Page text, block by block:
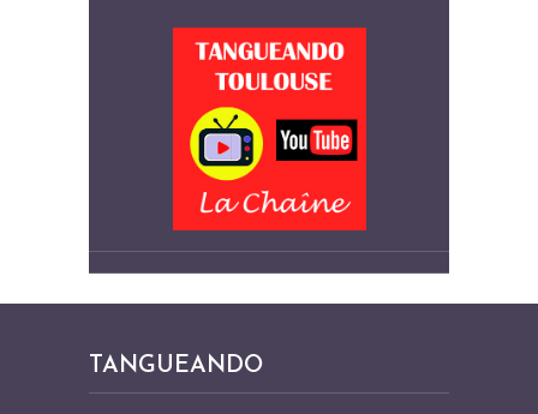
TANGUEANDO